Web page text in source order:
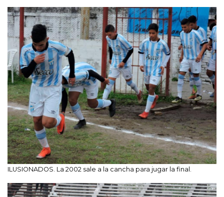
ILUSIONADOS. La 2002 sale a la cancha para jugar la final.